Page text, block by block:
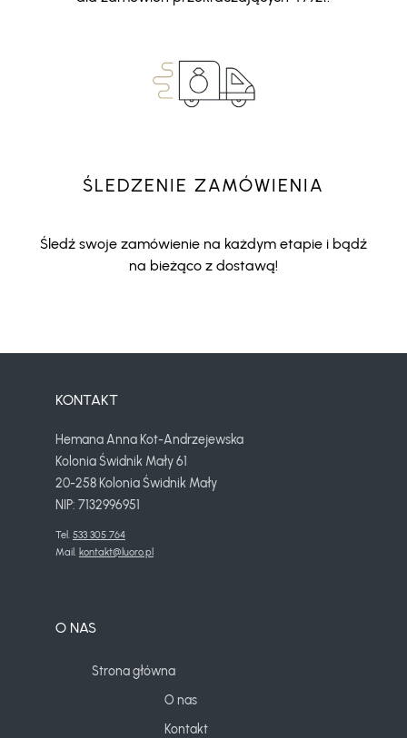
ŚLEDZENIE ZAMÓWIENIA
Śledź swoje zamówienie na każdym etapie i bądź
na bieżąco z dostawą!
KONTAKT
Hemana Anna Kot-Andrzejewska
Kolonia Świdnik Mały 61
20-258 Kolonia Świdnik Mały
NIP: 7132996951
Tel. 533 305 764
Mail. kontakt@luoro.pl
O NAS
Strona główna
O nas
Kontakt